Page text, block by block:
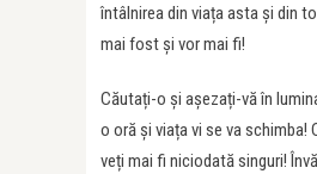
întâlnirea din viața asta și din
mai fost și vor mai fi!
Căutați-o și așezați-vă în
o oră și viața vi se va schimba!
veți mai fi niciodată singuri!